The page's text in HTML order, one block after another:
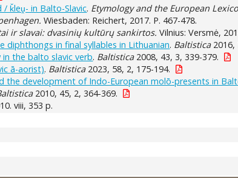
ǩleṷ- in Balto-Slavic. Etymology and the European
Wiesbaden: Reichert, 2017. P. 467-478.
ir slavai: dvasinių kultūrų sankirtos. Vilnius: Versmė,
diphthongs in final syllables in Lithuanian. Baltistica2016,
the balto slavic verb. Baltistica2008, 43, 3, 339-379.
ā-aorist). Baltistica2023, 58, 2, 175-194.
development of Indo-European molō-presents in
2010, 45, 2, 364-369.
viii, 353 p.